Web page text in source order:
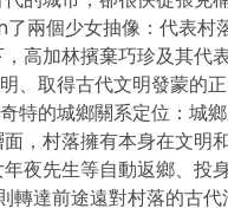
兩個少女抽像：代表村
高加林擯棄巧珍及其代
、取得古代文明發蒙的
特的城鄉關系定位：城
，村落擁有本身在文明
夜先生等自動返鄉、投
轉達前途遠對村落的古代